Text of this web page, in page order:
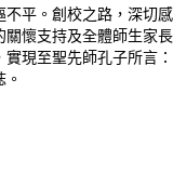
平。創校之路，深切
懷支持及全體師生家
現至聖先師孔子所言